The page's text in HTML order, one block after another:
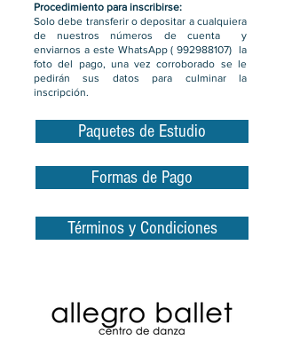
Procedimiento para inscribirse:
Solo debe transferir o depositar a cualquiera
de nuestros números de cuenta y
enviarnos a este WhatsApp (992988107) la
foto del pago, una vez corroborado se le
pedirán sus datos para culminar la
inscripción.
Paquetes de Estudio
Formas de Pago
Términos y Condiciones